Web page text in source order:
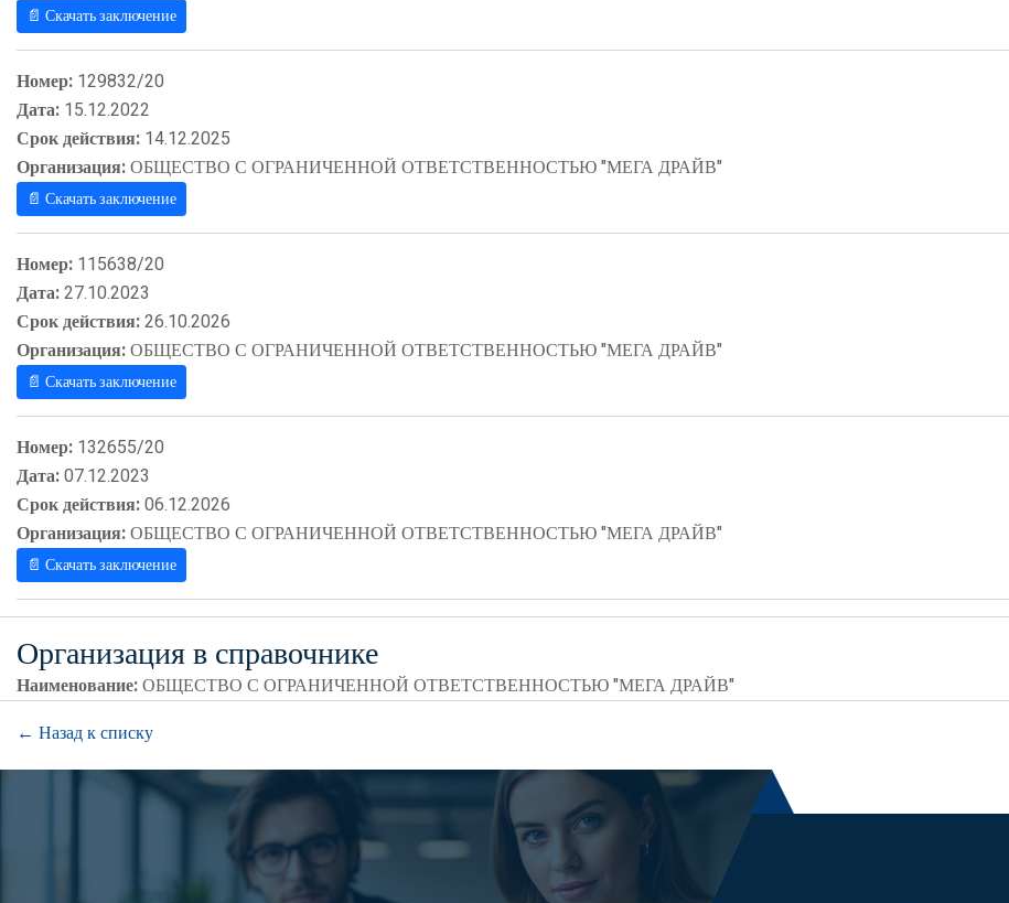
📄 Скачать заключение
Номер: 129832/20
Дата: 15.12.2022
Срок действия: 14.12.2025
Организация:ОБЩЕСТВО С ОГРАНИЧЕННОЙ ОТВЕТСТВЕННОСТЬЮ "МЕГА ДРАЙВ"
📄 Скачать заключение
Номер: 115638/20
Дата:27.10.2023
Срок действия:26.10.2026
Организация:ОБЩЕСТВО С ОГРАНИЧЕННОЙ ОТВЕТСТВЕННОСТЬЮ "МЕГА ДРАЙВ"
📄 Скачать заключение
Номер: 132655/20
Дата:07.12.2023
Срок действия:06.12.2026
Организация:ОБЩЕСТВО С ОГРАНИЧЕННОЙ ОТВЕТСТВЕННОСТЬЮ "МЕГА ДРАЙВ"
📄 Скачать заключение
Организация в справочнике
Наименование:ОБЩЕСТВО С ОГРАНИЧЕННОЙ ОТВЕТСТВЕННОСТЬЮ "МЕГА ДРАЙВ"
← Назад к списку